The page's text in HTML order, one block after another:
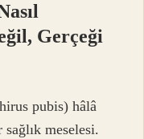
Gerçeği
pubis) hâlâ
meselesi.